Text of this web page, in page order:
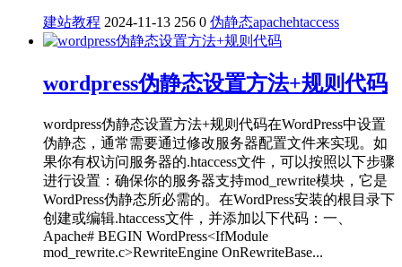
建站教程 2024-11-13 256 0 伪静态apachehtaccess
wordpress伪静态设置方法+规则代码
wordpress伪静态设置方法+规则代码在WordPress中设置
伪静态，通常需要通过修改服务器配置文件来实现。如
果你有权访问服务器的.htaccess文件，可以按照以下步骤
进行设置：确保你的服务器支持mod_rewrite模块，它是
WordPress伪静态所必需的。在WordPress安装的根目录下
创建或编辑.htaccess文件，并添加以下代码：一、
Apache# BEGIN WordPress<IfModule
mod_rewrite.c>RewriteEngine OnRewriteBase...